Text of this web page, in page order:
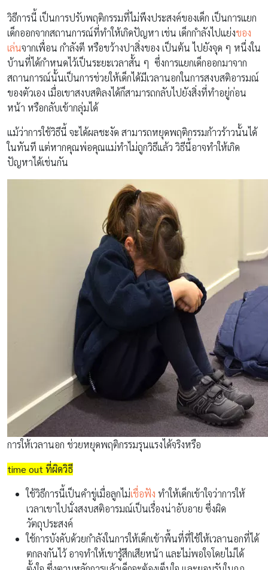
วิธีการนี้ เป็นการปรับพฤติกรรมที่ไม่พึงประสงค์ของเด็ก เป็นการแยก
เด็กออกจากสถานการณ์ที่ทำให้เกิดปัญหา เช่น เด็กกำลังไปแย่งของ
เล่นจากเพื่อน กำลังตี หรือขว้างปาสิ่งของ เป็นต้น ไปยังจุด ๆ หนึ่งใน
บ้านที่ได้กำหนดไว้เป็นระยะเวลาสั้น ๆ ซึ่งการแยกเด็กออกมาจาก
สถานการณ์นั้นเป็นการช่วยให้เด็กได้มีเวลานอกในการสงบสติอารมณ์
ของตัวเอง เมื่อเขาสงบสติลงได้ก็สามารถกลับไปยังสิ่งที่ทำอยู่ก่อน
หน้า หรือกลับเข้ากลุ่มได้
แม้ว่าการใช้วิธีนี้ จะได้ผลชะงัด สามารถหยุดพฤติกรรมก้าวร้าวนั้นได้
ในทันที แต่หากคุณพ่อคุณแม่ทำไม่ถูกวิธีแล้ว วิธีนี้อาจทำให้เกิด
ปัญหาได้เช่นกัน
การให้เวลานอก ช่วยหยุดพฤติกรรมรุนแรงได้จริงหรือ
time out ที่ผิดวิธี
ใช้วิธีการนี้เป็นคำขู่เมื่อลูกไม่เชื่อฟัง ทำให้เด็กเข้าใจว่าการให้
เวลาเขาไปนั่งสงบสติอารมณ์เป็นเรื่องน่าอับอาย ซึ่งผิด
วัตถุประสงค์
ใช้การบังคับด้วยกำลังในการให้เด็กเข้าพื้นที่ที่ใช้ให้เวลานอกที่ได้
ตกลงกันไว้ อาจทำให้เขารู้สึกเสียหน้า และไม่พอใจโดยไม่ได้